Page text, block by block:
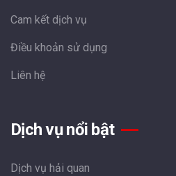
Cam kết dịch vụ
Điều khoản sử dụng
Liên hệ
Dịch vụ nổi bật
Dịch vụ hải quan